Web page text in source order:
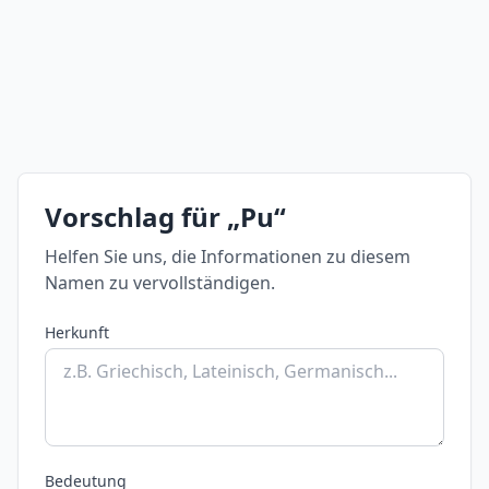
Vorschlag für „Pu“
Helfen Sie uns, die Informationen zu diesem
Namen zu vervollständigen.
Herkunft
Bedeutung